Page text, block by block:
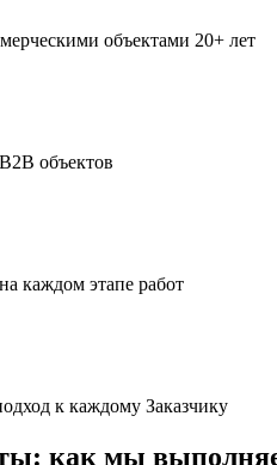
объектами 20+ лет
объектов
каждом этапе работ
к каждому Заказчику
как мы